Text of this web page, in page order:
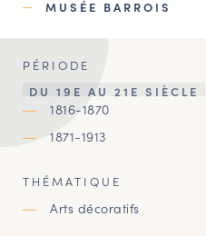
MUSÉE BARROIS
PÉRIODE
DU 19E AU 21E SIÈCLE
1816-1870
1871-1913
THÉMATIQUE
Arts décoratifs